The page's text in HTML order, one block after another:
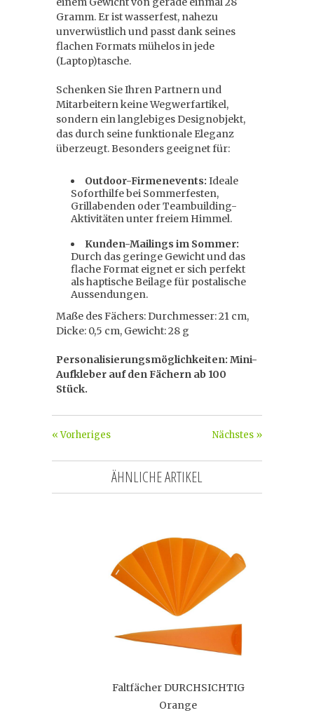
Gramm. Er ist wasserfest, nahezu
unverwüstlich und passt dank seines
flachen Formats mühelos in jede
(Laptop)tasche.
Schenken Sie Ihren Partnern und
Mitarbeitern keine Wegwerfartikel,
sondern ein langlebiges Designobjekt,
das durch seine funktionale Eleganz
überzeugt. Besonders geeignet für:
Outdoor-Firmenevents: Ideale
Soforthilfe bei Sommerfesten,
Grillabenden oder Teambuilding-
Aktivitäten unter freiem Himmel.
Kunden-Mailings im Sommer:
Durch das geringe Gewicht und das
flache Format eignet er sich perfekt
als haptische Beilage für postalische
Aussendungen.
Maße des Fächers: Durchmesser: 21 cm,
Dicke: 0,5 cm, Gewicht: 28 g
Personalisierungsmöglichkeiten: Mini-
Aufkleber auf den Fächern ab 100
Stück.
Nächstes »
« Vorheriges
ÄHNLICHE ARTIKEL
Faltfächer DURCHSICHTIG
Orange